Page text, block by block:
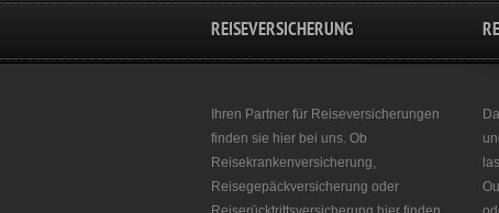
REISEVERSICHERUNG
Ihren Partner für Reiseversicherungen
finden sie hier bei uns. Ob
Reisekrankenversicherung,
Reisegepäckversicherung oder